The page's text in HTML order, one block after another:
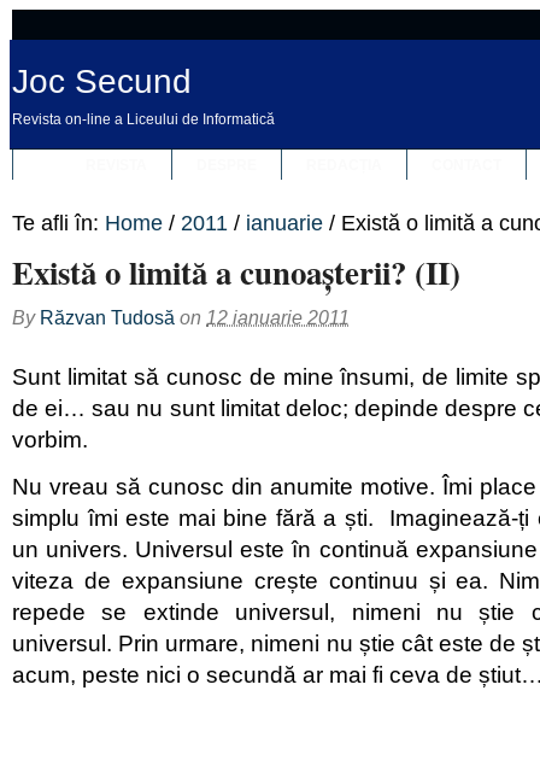
Joc Secund
Revista on-line a Liceului de Informatică
Te afli în: Home / 2011 / ianuarie / Există o limită a
Există o limită a cunoașterii? (II)
By Răzvan Tudosă on 12 ianuarie 2011
Sunt limitat să cunosc de mine însumi, de limite
de ei… sau nu sunt limitat deloc; depinde despre
vorbim.
Nu vreau să cunosc din anumite motive. Îmi
simplu îmi este mai bine fără a ști. Imaginează-ți
un univers. Universul este în continuă
viteza de expansiune crește continuu și ea.
repede se extinde universul, nimeni nu știe
universul. Prin urmare, nimeni nu știe cât este de
acum, peste nici o secundă ar mai fi ceva de